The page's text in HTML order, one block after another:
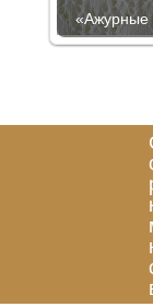
«Ажурные